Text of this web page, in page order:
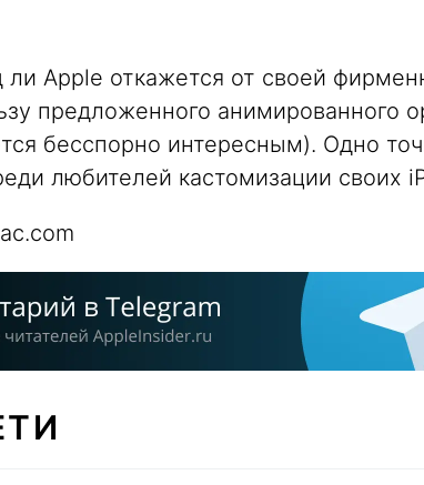
ли Apple откажется от своей
предложенного анимированного
бесспорно интересным). Одно
любителей кастомизации своих